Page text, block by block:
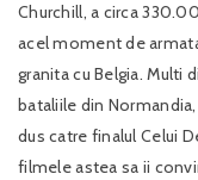
Churchill, a circa
acel moment de
granita cu Belgia. Multi
bataliile din
dus catre finalul Celui
filmele astea sa ii